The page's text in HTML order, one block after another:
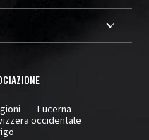
Lucerna
occidentale